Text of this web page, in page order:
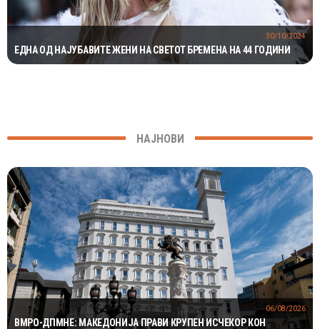
ЕДНА ОД НАЈУБАВИТЕ ЖЕНИ НА СВЕТОТ БРЕМЕНА НА 44 ГОДИНИ
30/10/2024
НАЈНОВИ
ВМРО-ДПМНЕ: МАКЕДОНИЈА ПРАВИ КРУПЕН ИСЧЕКОР КОН
06/08/2026